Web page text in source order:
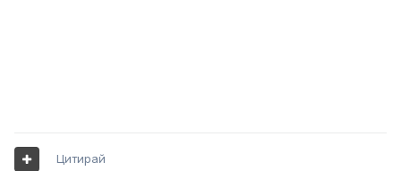
Цитирай